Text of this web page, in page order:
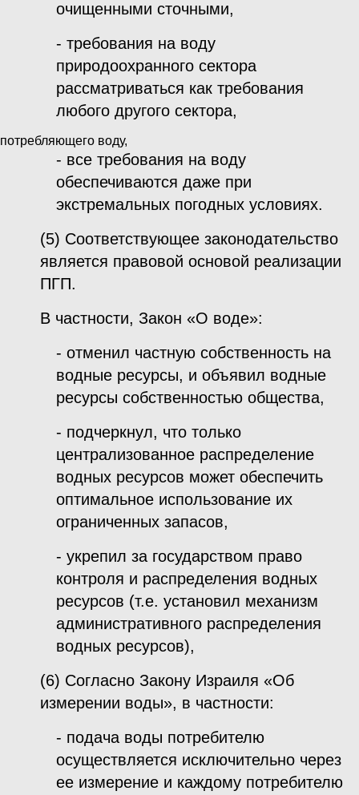
очищенными сточными,
- требования на воду
природоохранного сектора
рассматриваться как требования
любого другого сектора,
потребляющего воду,
- все требования на воду
обеспечиваются даже при
экстремальных погодных условиях.
(5) Соответствующее законодательство
является правовой основой реализации
ПГП.
В частности, Закон «О воде»:
- отменил частную собственность на
водные ресурсы, и объявил водные
ресурсы собственностью общества,
- подчеркнул, что только
централизованное распределение
водных ресурсов может обеспечить
оптимальное использование их
ограниченных запасов,
- укрепил за государством право
контроля и распределения водных
ресурсов (т.е. установил механизм
административного распределения
водных ресурсов),
(6) Согласно Закону Израиля «Об
измерении воды», в частности:
- подача воды потребителю
осуществляется исключительно через
ее измерение и каждому потребителю